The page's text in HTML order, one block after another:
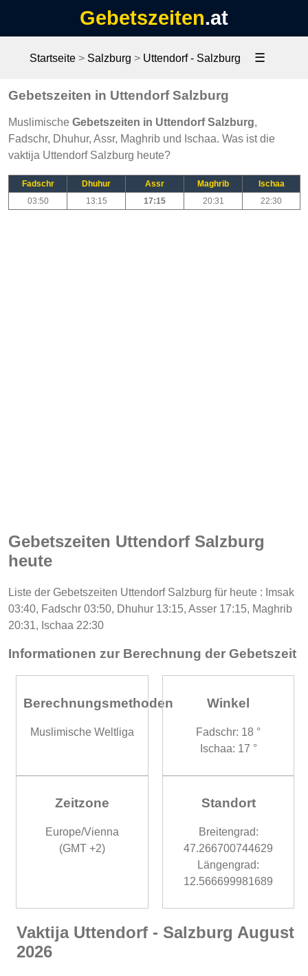
Gebetszeiten.at
Startseite> Salzburg > Uttendorf - Salzburg ☰
Gebetszeiten in Uttendorf Salzburg
Muslimische Gebetszeiten in Uttendorf Salzburg,
Fadschr, Dhuhur, Assr, Maghrib und Ischaa. Was ist die
vaktija Uttendorf Salzburg heute?
Fadschr Dhuhur Assr Maghrib
Ischaa
03:50
13:15 17:15 20:31 22:30
Gebetszeiten Uttendorf Salzburg
heute
Liste der Gebetszeiten Uttendorf Salzburg für heute : Imsak
03:40, Fadschr 03:50, Dhuhur 13:15, Asser 17:15, Maghrib
20:31, Ischaa 22:30
Informationen zur Berechnung der Gebetszeit
Berechnungsmethoden
Muslimische Weltliga
Winkel
Fadschr: 18 °
Ischaa: 17 °
Zeitzone
Europe/Vienna
(GMT +2)
Standort
Breitengrad:
47.266700744629
Längengrad:
12.566699981689
Vaktija Uttendorf - Salzburg August
2026